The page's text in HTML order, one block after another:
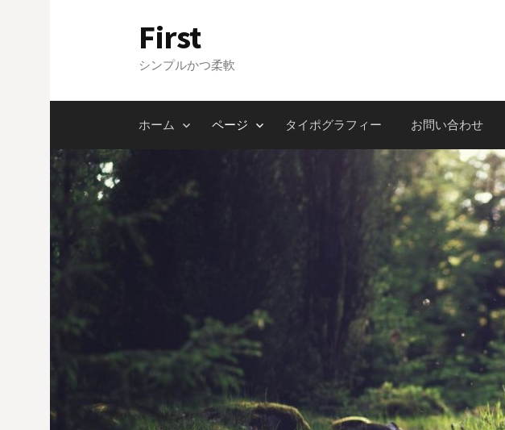
ツ
キ
First
シンプルかつ柔軟
ホーム ページ タイポグラフィー お問い合わせ